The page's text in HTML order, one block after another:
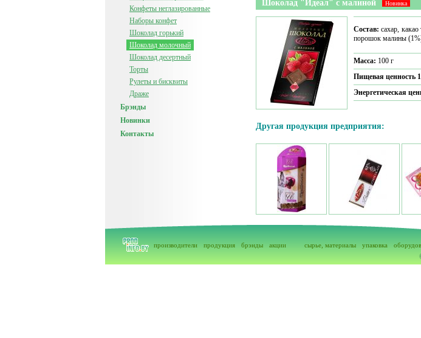
Конфеты неглазированные
Наборы конфет
Шоколад горький
Шоколад молочный
Шоколад десертный
Торты
Рулеты и бисквиты
Драже
Брэнды
Новинки
Контакты
Шоколад "Идеал" с малиной Новинка
Состав: сахар,
порошок малины
Масса: 100 г
Пищевая ценность
Энергетическая
Другая продукция предприятия:
производители продукция брэнды акции сырье, материалы упаковка